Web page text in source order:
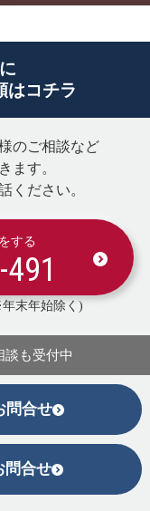
はコチラ
のご相談など
ます。
ください。
する
末年始除く)
談も受付中
問合せ
問合せ